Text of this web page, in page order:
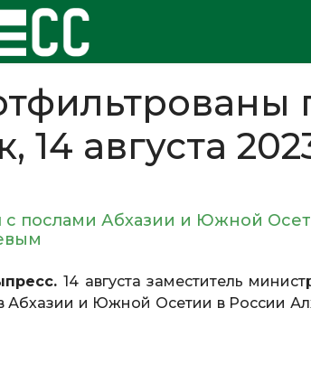
14 августа
с послами Абхазии и Южной
14 августа заместитель
Абхазии и Южной Осетии в России